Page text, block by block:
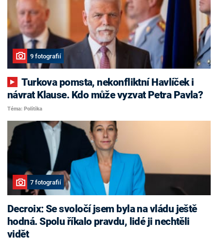
9 fotografií
Turkova pomsta, nekonfliktní Havlíček i
návrat Klause. Kdo může vyzvat Petra Pavla?
Téma: Politika
7 fotografií
Decroix: Se svoločí jsem byla na vládu ještě
hodná. Spolu říkalo pravdu, lidé ji nechtěli
vidět